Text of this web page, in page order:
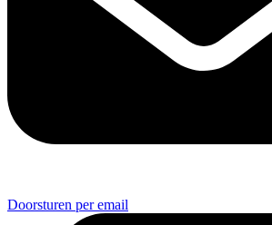
Doorsturen per email